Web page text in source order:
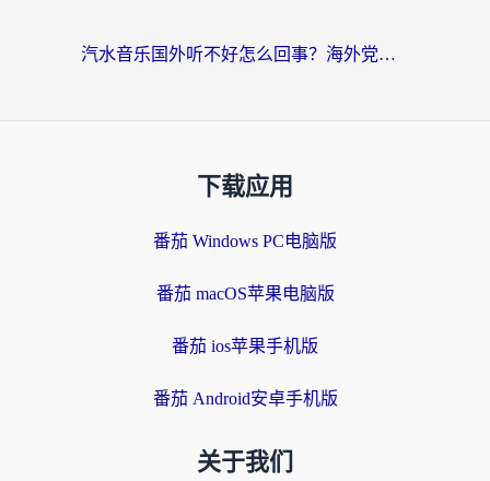
汽水音乐国外听不好怎么回事？海外党亲测有效的回国加速方案来了
下载应用
番茄 Windows PC电脑版
番茄 macOS苹果电脑版
番茄 ios苹果手机版
番茄 Android安卓手机版
关于我们